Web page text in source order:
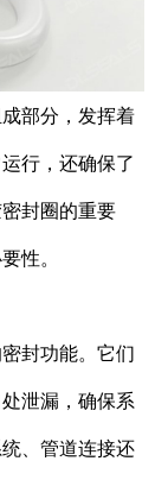
部分，发挥着
行，还确保了
封圈的重要
性。
封功能。它们
泄漏，确保系
、管道连接还